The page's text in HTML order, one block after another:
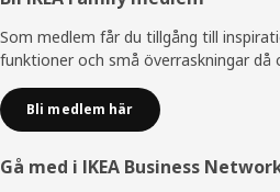
Som medlem får du tillgång till
funktioner och små överraskningar då
Bli medlem här
Gå med i IKEA Business